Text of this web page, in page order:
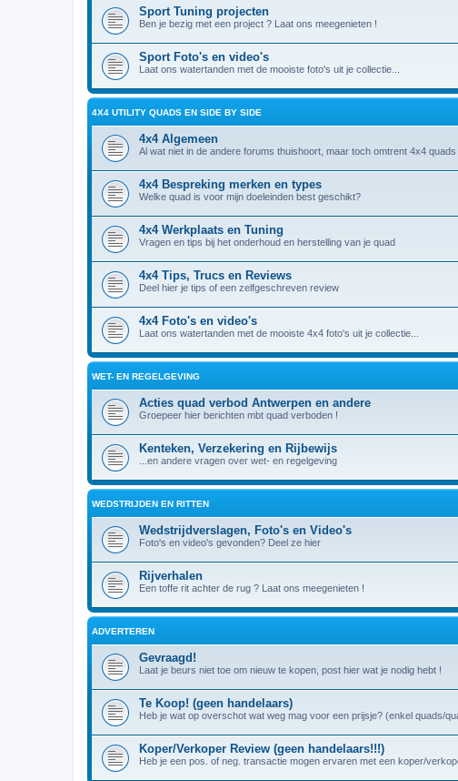
Sport Tuning projecten
Ben je bezig met een project ? Laat ons meegenieten !
Sport Foto's en video's
Laat ons watertanden met de mooiste foto's uit je collectie...
4X4 UTILITY QUADS EN SIDE BY SIDE
4x4 Algemeen
Al wat niet in de andere forums thuishoort, maar toch omtrent 4x4 quads
4x4 Bespreking merken en types
Welke quad is voor mijn doeleinden best geschikt?
4x4 Werkplaats en Tuning
Vragen en tips bij het onderhoud en herstelling van je quad
4x4 Tips, Trucs en Reviews
Deel hier je tips of een zelfgeschreven review
4x4 Foto's en video's
Laat ons watertanden met de mooiste 4x4 foto's uit je collectie...
WET- EN REGELGEVING
Acties quad verbod Antwerpen en andere
Groepeer hier berichten mbt quad verboden !
Kenteken, Verzekering en Rijbewijs
...en andere vragen over wet- en regelgeving
WEDSTRIJDEN EN RITTEN
Wedstrijdverslagen, Foto's en Video's
Foto's en video's gevonden? Deel ze hier
Rijverhalen
Een toffe rit achter de rug ? Laat ons meegenieten !
ADVERTEREN
Gevraagd!
Laat je beurs niet toe om nieuw te kopen, post hier wat je nodig hebt !
Te Koop! (geen handelaars)
Heb je wat op overschot wat weg mag voor een prijsje? (enkel quads/
Koper/Verkoper Review (geen handelaars!!!)
Heb je een pos. of neg. transactie mogen ervaren met een koper/